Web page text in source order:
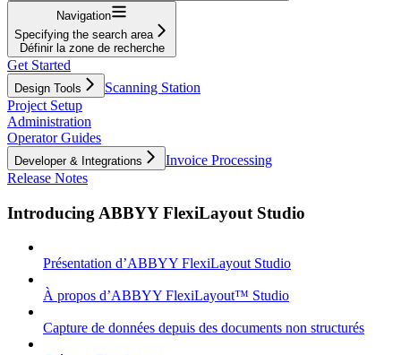
Navigation
Specifying the search area
Définir la zone de recherche
Get Started
Design Tools
Scanning Station
Project Setup
Administration
Operator Guides
Developer & Integrations
Invoice Processing
Release Notes
Introducing ABBYY FlexiLayout Studio
Présentation d’ABBYY FlexiLayout Studio
À propos d’ABBYY FlexiLayout™ Studio
Capture de données depuis des documents non structurés